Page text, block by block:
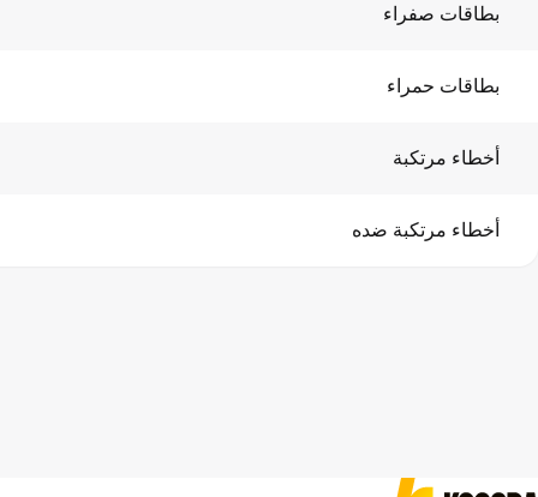
بطاقات صفراء
بطاقات حمراء
أخطاء مرتكبة
أخطاء مرتكبة ضده